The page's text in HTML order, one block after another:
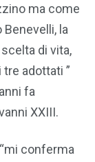
ma come
la
di vita,
adottati ”
fa
XXIII.
conferma